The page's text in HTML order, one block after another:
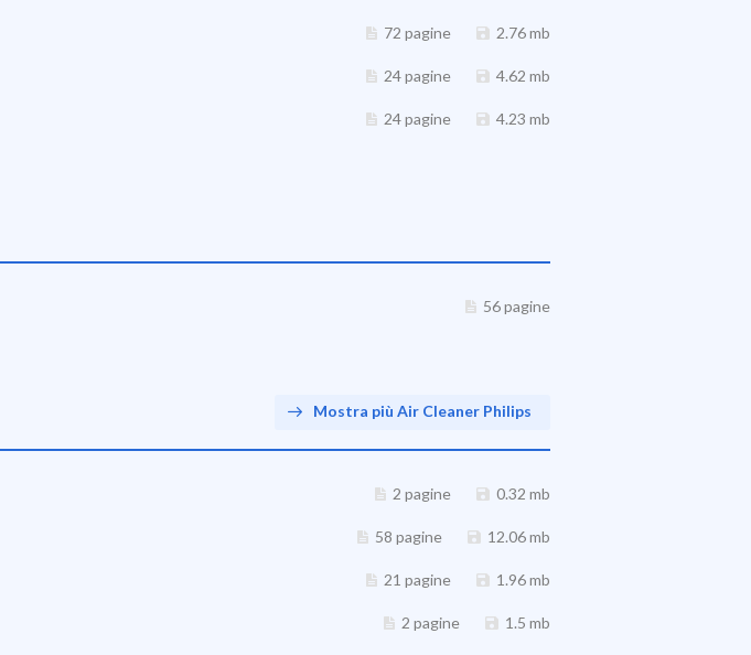
72 pagine 2.76 mb
24 pagine 4.62 mb
24 pagine 4.23 mb
56 pagine
Mostra più Air Cleaner Philips
2 pagine 0.32 mb
58 pagine 12.06 mb
21 pagine 1.96 mb
2 pagine 1.5 mb